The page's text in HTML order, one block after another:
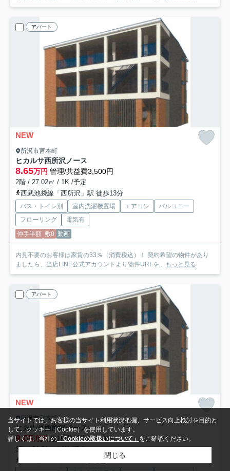
アパート
NEW
所沢市宮本町
ヒカルサ西所沢ノース
8.65万円 管理/共益費3,500円
2階 / 27.02㎡ / 1K /予定
西武池袋線「西所沢」駅 徒歩13分
バス・トイレ別 室内洗濯機置場 エアコン
バルコニー
フローリング
電気有
仲手半額 敷0 動画
内見不要のお客様は家賃の33％（消費税込）！ 契約希望の物件があり
ましたら、当店LINE公式アカウントより物件URLを... もっと見る
アパート
NEW
所沢市宮本町
ヒカルサ西所沢ノース
9.05万円管理/共益費3,500円
3階 / 31.21㎡ / 1K /予定
西武池袋線「西所沢」駅 徒歩13分
当サイトでは、お客様の当サイト利用状況把握、サービス向上検討を目的と
して、クッキー（Cookie）を使用しています。
詳しくは、当社の 「Cookieの取扱いについて」 をご確認ください。
閉じる